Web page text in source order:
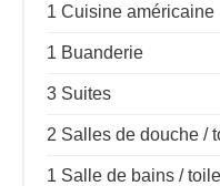
1 Cuisine américaine
1 Buanderie
3 Suites
2 Salles de douche /
1 Salle de bains /